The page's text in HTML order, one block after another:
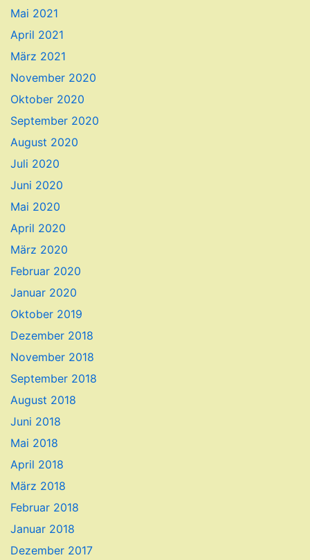
Mai 2021
April 2021
März 2021
November 2020
Oktober 2020
September 2020
August 2020
Juli 2020
Juni 2020
Mai 2020
April 2020
März 2020
Februar 2020
Januar 2020
Oktober 2019
Dezember 2018
November 2018
September 2018
August 2018
Juni 2018
Mai 2018
April 2018
März 2018
Februar 2018
Januar 2018
Dezember 2017